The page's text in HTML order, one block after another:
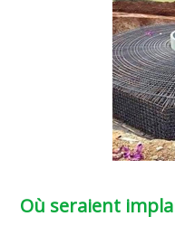
Où seraient